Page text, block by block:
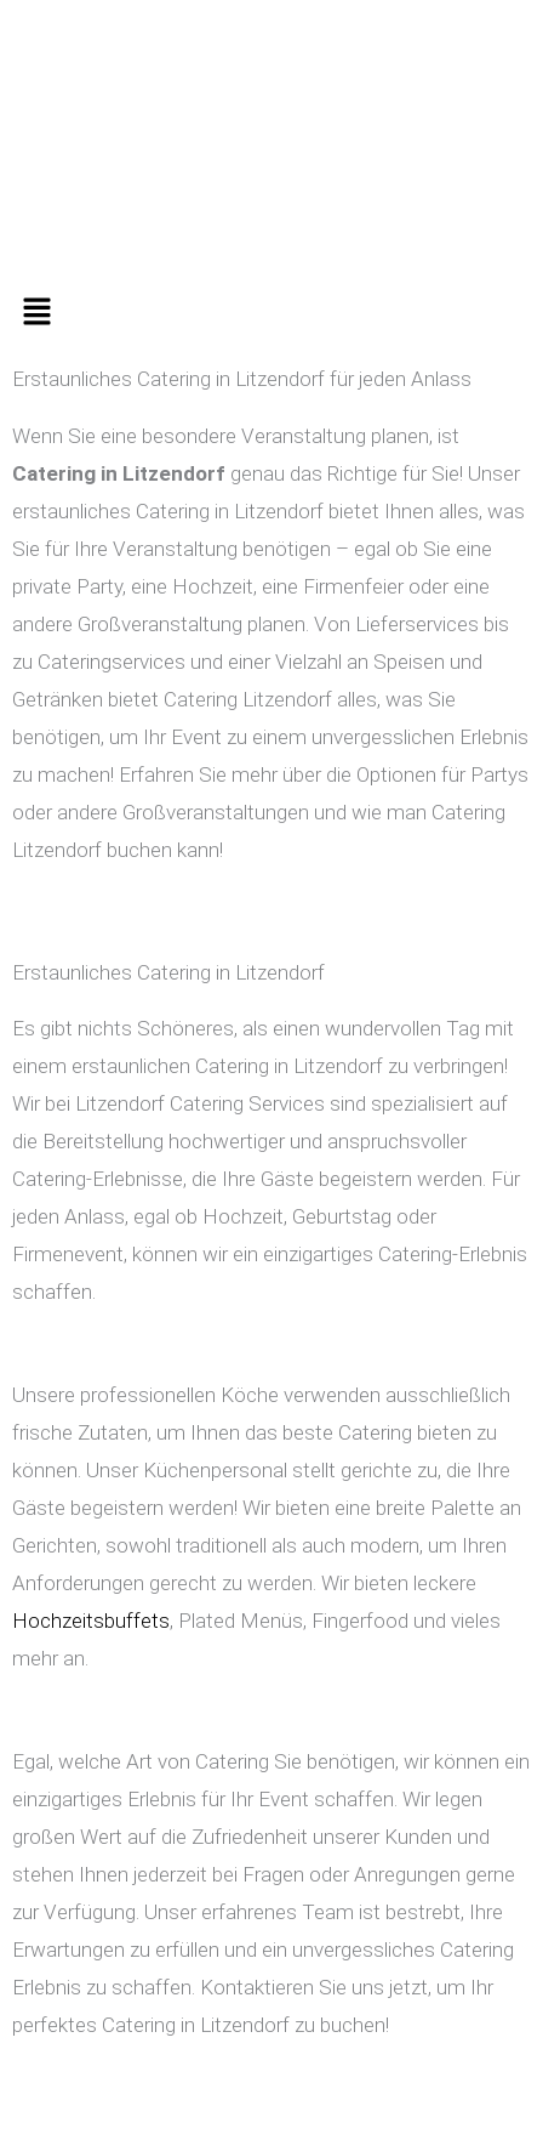
Menü
Erstaunliches Catering in Litzendorf für jeden Anlass
Wenn Sie eine besondere Veranstaltung planen, ist
Catering in Litzendorf genau das Richtige für Sie! Unser
erstaunliches Catering in Litzendorf bietet Ihnen alles, was
Sie für Ihre Veranstaltung benötigen – egal ob Sie eine
private Party, eine Hochzeit, eine Firmenfeier oder eine
andere Großveranstaltung planen. Von Lieferservices bis
zu Cateringservices und einer Vielzahl an Speisen und
Getränken bietet Catering Litzendorf alles, was Sie
benötigen, um Ihr Event zu einem unvergesslichen Erlebnis
zu machen! Erfahren Sie mehr über die Optionen für Partys
oder andere Großveranstaltungen und wie man Catering
Litzendorf buchen kann!
Erstaunliches Catering in Litzendorf
Es gibt nichts Schöneres, als einen wundervollen Tag mit
einem erstaunlichen Catering in Litzendorf zu verbringen!
Wir bei Litzendorf Catering Services sind spezialisiert auf
die Bereitstellung hochwertiger und anspruchsvoller
Catering-Erlebnisse, die Ihre Gäste begeistern werden. Für
jeden Anlass, egal ob Hochzeit, Geburtstag oder
Firmenevent, können wir ein einzigartiges Catering-Erlebnis
schaffen.
Unsere professionellen Köche verwenden ausschließlich
frische Zutaten, um Ihnen das beste Catering bieten zu
können. Unser Küchenpersonal stellt gerichte zu, die Ihre
Gäste begeistern werden! Wir bieten eine breite Palette an
Gerichten, sowohl traditionell als auch modern, um Ihren
Anforderungen gerecht zu werden. Wir bieten leckere
Hochzeitsbuffets, Plated Menüs, Fingerfood und vieles
mehr an.
Egal, welche Art von Catering Sie benötigen, wir können ein
einzigartiges Erlebnis für Ihr Event schaffen. Wir legen
großen Wert auf die Zufriedenheit unserer Kunden und
stehen Ihnen jederzeit bei Fragen oder Anregungen gerne
zur Verfügung. Unser erfahrenes Team ist bestrebt, Ihre
Erwartungen zu erfüllen und ein unvergessliches Catering
Erlebnis zu schaffen. Kontaktieren Sie uns jetzt, um Ihr
perfektes Catering in Litzendorf zu buchen!